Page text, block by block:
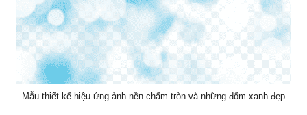
Mẫu thiết kế hiệu ứng ảnh nền chấm tròn và những đốm xanh đẹp